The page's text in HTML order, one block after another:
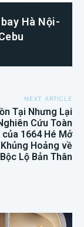
Hà Nội-
NEXT ARTICLE
Tại Nhưng Lại
Cứu Toàn
của 1664 Hé Mở
Hoảng về
Bộc Lộ Bản Thân